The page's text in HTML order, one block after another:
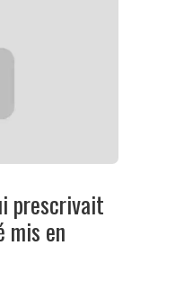
prescrivait
mis en